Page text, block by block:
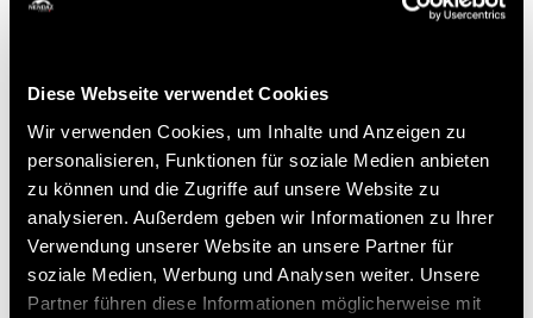
Diese Webseite verwendet Cookies
Wir verwenden Cookies, um Inhalte und Anzeigen zu
personalisieren, Funktionen für soziale Medien anbieten
zu können und die Zugriffe auf unsere Website zu
analysieren. Außerdem geben wir Informationen zu Ihrer
Verwendung unserer Website an unsere Partner für
soziale Medien, Werbung und Analysen weiter. Unsere
Partner führen diese Informationen möglicherweise mit
- Private Führung mit Yvette Martignoni auf Anfrage
möglich
- Für Fragen zur Stornierung oder Änderung einer
Buchung verweisen wir Sie auf die Allgemeinen
Geschäftsbedingungen von Nendaz Tourisme, die sich
auf https://shop.nendaz.ch finden